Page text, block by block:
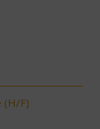
(H/F)